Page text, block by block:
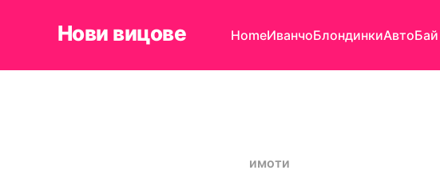
Нови вицове HomeИванчоБлондинкиАвто
имоти